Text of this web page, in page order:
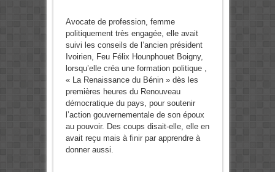
Avocate de profession, femme
politiquement très engagée, elle avait
suivi les conseils de l’ancien président
Ivoirien, Feu Félix Hounphouet Boigny,
lorsqu’elle créa une formation politique ,
« La Renaissance du Bénin » dès les
premières heures du Renouveau
démocratique du pays, pour soutenir
l’action gouvernementale de son époux
au pouvoir. Des coups disait-elle, elle en
avait reçu mais à finir par apprendre à
donner aussi.